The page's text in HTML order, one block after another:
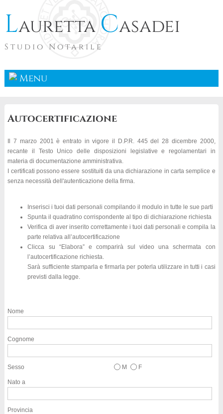
Lauretta Casadei
Studio Notarile
Menu
Autocertificazione
Il 7 marzo 2001 è entrato in vigore il D.P.R. 445 del 28 dicembre 2000,
recante il Testo Unico delle disposizioni legislative e regolamentari in
materia di documentazione amministrativa.
I certificati possono essere sostituiti da una dichiarazione in carta semplice e
senza necessità dell'autenticazione della firma.
Inserisci i tuoi dati personali compilando il modulo in tutte le sue parti
Spunta il quadratino corrispondente al tipo di dichiarazione richiesta
Verifica di aver inserito correttamente i tuoi dati personali e compila la
parte relativa all’autocertificazione
Clicca su “Elabora” e comparirà sul video una schermata con
l’autocertificazione richiesta.
Sarà sufficiente stamparla e firmarla per poterla utilizzare in tutti i casi
previsti dalla legge.
Nome
Cognome
Sesso M F
Nato a
Provincia